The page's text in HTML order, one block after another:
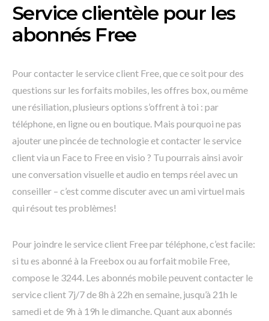
Service clientèle pour les
abonnés Free
Pour contacter le service client Free, que ce soit pour des
questions sur les forfaits mobiles, les offres box, ou même
une résiliation, plusieurs options s’offrent à toi : par
téléphone, en ligne ou en boutique. Mais pourquoi ne pas
ajouter une pincée de technologie et contacter le service
client via un Face to Free en visio ? Tu pourrais ainsi avoir
une conversation visuelle et audio en temps réel avec un
conseiller – c’est comme discuter avec un ami virtuel mais
qui résout tes problèmes!
Pour joindre le service client Free par téléphone, c’est facile:
si tu es abonné à la Freebox ou au forfait mobile Free,
compose le 3244. Les abonnés mobile peuvent contacter le
service client 7j/7 de 8h à 22h en semaine, jusqu’à 21h le
samedi et de 9h à 19h le dimanche. Quant aux abonnés